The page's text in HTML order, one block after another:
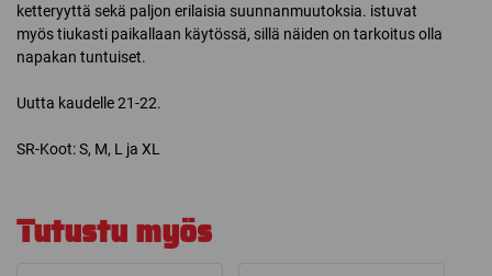
ketteryyttä sekä paljon erilaisia suunnanmuutoksia. istuvat
myös tiukasti paikallaan käytössä, sillä näiden on tarkoitus olla
napakan tuntuiset.
Uutta kaudelle 21-22.
SR-Koot: S, M, L ja XL
Tutustu myös